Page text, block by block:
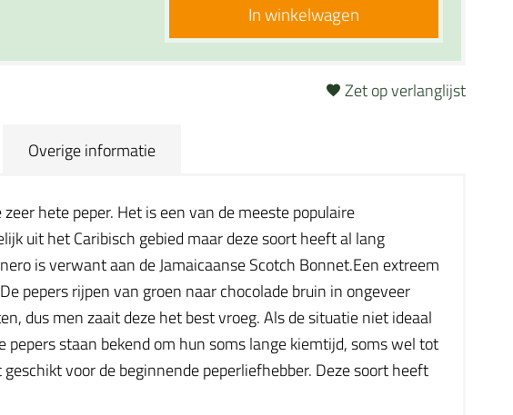
In winkelwagen
Zet op verlanglijst
Overige informatie
hete peper. Het is een van de meeste populaire
uit het Caribisch gebied maar deze soort heeft al lang
is verwant aan de Jamaicaanse Scotch Bonnet.Een extreem
pepers rijpen van groen naar chocolade bruin in ongeveer
dus men zaait deze het best vroeg. Als de situatie niet ideaal
staan bekend om hun soms lange kiemtijd, soms wel tot
voor de beginnende peperliefhebber. Deze soort heeft